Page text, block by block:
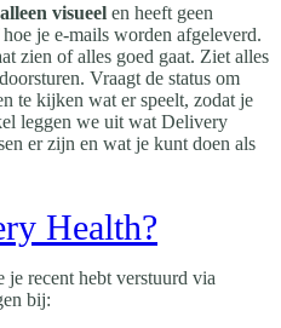
alleen visueel en heeft geen
je e-mails worden afgeleverd.
zien of alles goed gaat. Ziet alles
Vraagt de status om
te kijken wat er speelt, zodat je
leggen we uit wat Delivery
er zijn en wat je kunt doen als
Health?
je recent hebt verstuurd via
bij: